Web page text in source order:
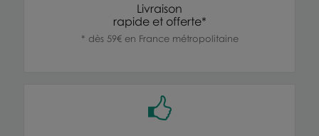
Livraison
rapide et offerte*
* dès 59€ en France métropolitaine